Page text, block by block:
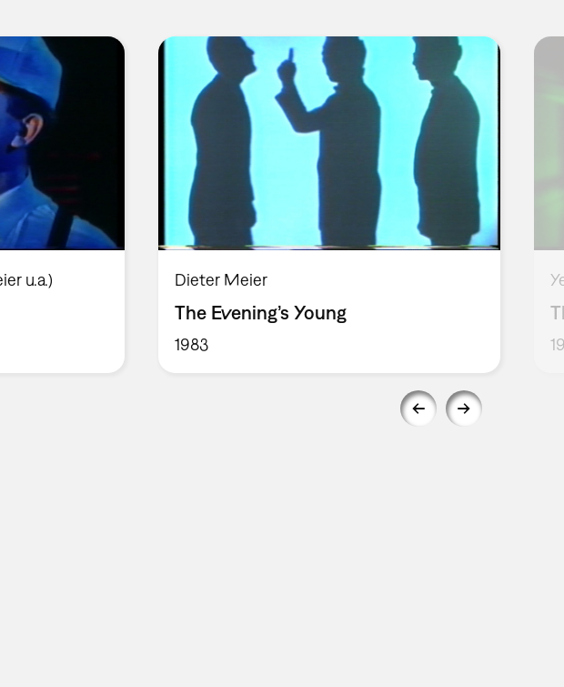
u.a.) Dieter Meier
The Evening’s Young
1983